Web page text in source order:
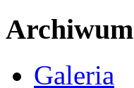
Archiwum
Galeria